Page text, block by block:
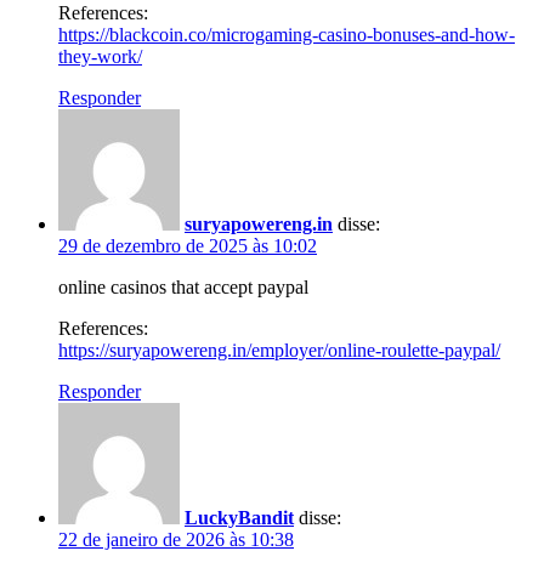
References:
https://blackcoin.co/microgaming-casino-bonuses-and-how-
they-work/
Responder
suryapowereng.in disse:
29 de dezembro de 2025 às 10:02
online casinos that accept paypal
References:
https://suryapowereng.in/employer/online-roulette-paypal/
Responder
LuckyBandit disse:
22 de janeiro de 2026 às 10:38